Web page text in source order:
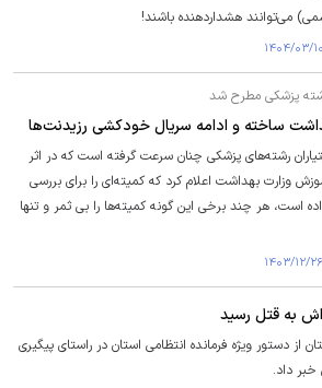
می‌توانند هشداردهنده باشند!
پزشکی مطرح شد
ساخته و ادامه سریال خودکشی رزیدنت‌ها
رشته‌های پزشکی چنان سرعت گرفته است که در اثر
وزارت بهداشت اعلام کرد که کمیته‌ای را برای بررسی
است، هر چند برخی این گونه کمیته‌ها را بی ثمر و تنها
به قتل رسید
از دستور ویژه فرمانده انتظامی استان در راستای پیگیری
داد.